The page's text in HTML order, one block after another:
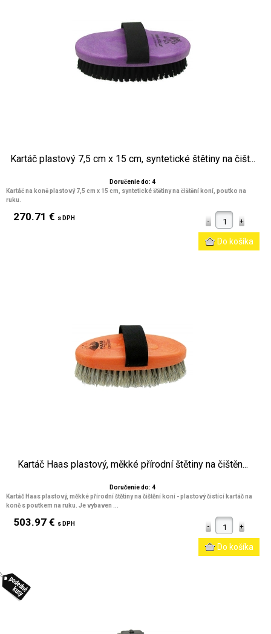
Kartáč plastový 7,5 cm x 15 cm, syntetické štětiny na čišt...
Doručenie do: 4
Kartáč na koně plastový 7,5 cm x 15 cm, syntetické štětiny na čištění koní, poutko na
ruku.
270.71 € s DPH
Kartáč Haas plastový, měkké přírodní štětiny na čištěn...
Doručenie do: 4
Kartáč Haas plastový, měkké přírodní štětiny na čištění koní - plastový čistící kartáč na
koně s poutkem na ruku. Je vybaven ...
503.97 € s DPH